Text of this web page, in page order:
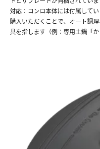
対応 ：コンロ本体には付属して
購入いただくことで、オート調
具を指します（例：専用土鍋「か